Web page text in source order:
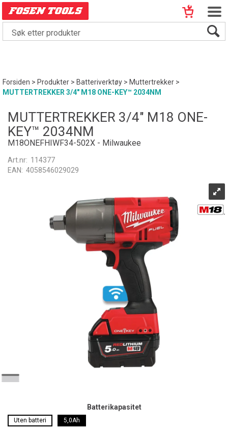
Forsiden>Produkter>Batteriverktøy>Muttertrekker>
MUTTERTREKKER 3/4" M18 ONE-KEY™ 2034NM
MUTTERTREKKER 3/4" M18 ONE-
KEY™ 2034NM
M18ONEFHIWF34-502X - Milwaukee
Art.nr: 114377
EAN: 4058546029029
Batterikapasitet
Uten batteri 5,0Ah